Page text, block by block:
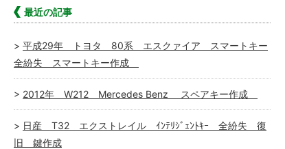
最近の記事
平成29年 トヨタ 80系 エスクァイア スマートキー
全紛失 スマートキー作成
2012年 W212 Mercedes Benz スペアキー作成
日産 T32 エクストレイル ｲﾝﾃﾘｼﾞｪﾝﾄｷｰ 全紛失 復
旧 鍵作成